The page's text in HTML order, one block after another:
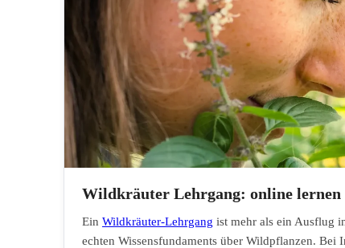
Wildkräuter Lehrgang: online lernen
Ein Wildkräuter-Lehrgang ist mehr als ein Ausflug
echten Wissensfundaments über Wildpflanzen. Bei